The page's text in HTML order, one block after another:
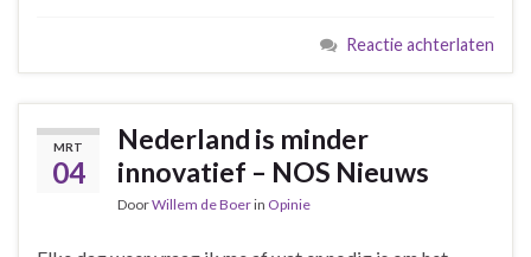
Reactie achterlaten
MRT
04
Nederland is minder
innovatief – NOS Nieuws
DoorWillem de Boerin Opinie